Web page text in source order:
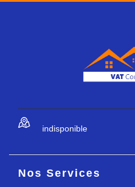
indisponible
Nos Services